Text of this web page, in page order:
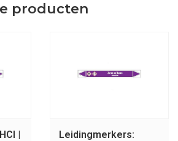
producten
|
Leidingmerkers: